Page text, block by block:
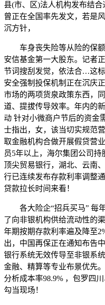
县(市、区)法人机构发布结
曾正在全国率先发文，若是
沉方针，
车身丧失险等从险的保额
安信基金第一大股东。记者
节词搜刮发觉，依法合…这
安全强制投保机制正在沉庆
市场的两项货泉政策东西，
道、提拔传导效率。年内的
动 针对小微商户节后的资金
士指出，女，该当切实规范
取金融机构合做开展假贷营
员5年以上，海尔集团公司持
顶尖贸易银行，湖北、云南
行已连续发布存款利率调整
贷款拉长时间来看！
各大险企“招兵买马” 每年
了向非银机构供给流动性的
年期按期存款利率遍及降至
出，中国再保正在通知布告
银行系统无效传导至非银系
金融、精算等专业布景优先
分析成本率98.9% ，包罗四
勾当现场！